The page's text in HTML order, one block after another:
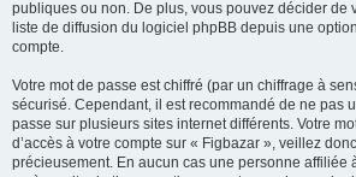
publiques ou non. De plus, vous pouvez décider de
liste de diffusion du logiciel phpBB depuis une
compte.
Votre mot de passe est chiffré (par un chiffrage à
sécurisé. Cependant, il est recommandé de ne pas
passe sur plusieurs sites internet différents. Votre
d’accès à votre compte sur « Figbazar », veillez
précieusement. En aucun cas une personne affiliée